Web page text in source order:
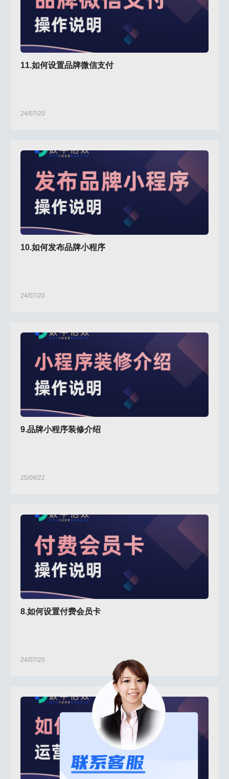
11.如何设置品牌微信支付
24/07/20
10.如何发布品牌小程序
24/07/20
9.品牌小程序装修介绍
25/08/22
8.如何设置付费会员卡
24/07/20